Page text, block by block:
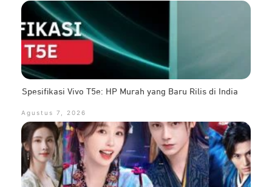
Spesifikasi Vivo T5e: HP Murah yang Baru Rilis di India
Agustus 7, 2026